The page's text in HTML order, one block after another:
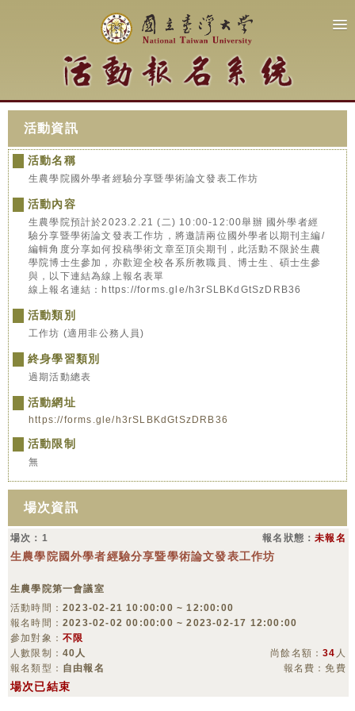
活動資訊
活動名稱
生農學院國外學者經驗分享暨學術論文發表工作坊
活動內容
生農學院預計於2023.2.21 (二) 10:00-12:00舉辦 國外學者經
驗分享暨學術論文發表工作坊，將邀請兩位國外學者以期刊主編/
編輯角度分享如何投稿學術文章至頂尖期刊，此活動不限於生農
學院博士生參加，亦歡迎全校各系所教職員、博士生、碩士生參
與，以下連結為線上報名表單
線上報名連結：https://forms.gle/h3rSLBKdGtSzDRB36
活動類別
工作坊 (適用非公務人員)
終身學習類別
過期活動總表
活動網址
https://forms.gle/h3rSLBKdGtSzDRB36
活動限制
無
場次資訊
場次：1 報名狀態：未報名
生農學院國外學者經驗分享暨學術論文發表工作坊
生農學院第一會議室
活動時間： 2023-02-21 10:00:00 ~ 12:00:00
報名時間： 2023-02-02 00:00:00 ~ 2023-02-17 12:00:00
參加對象： 不限
人數限制： 40人 尚餘名額：34 人
報名類型： 自由報名 報名費：免費
場次已結束